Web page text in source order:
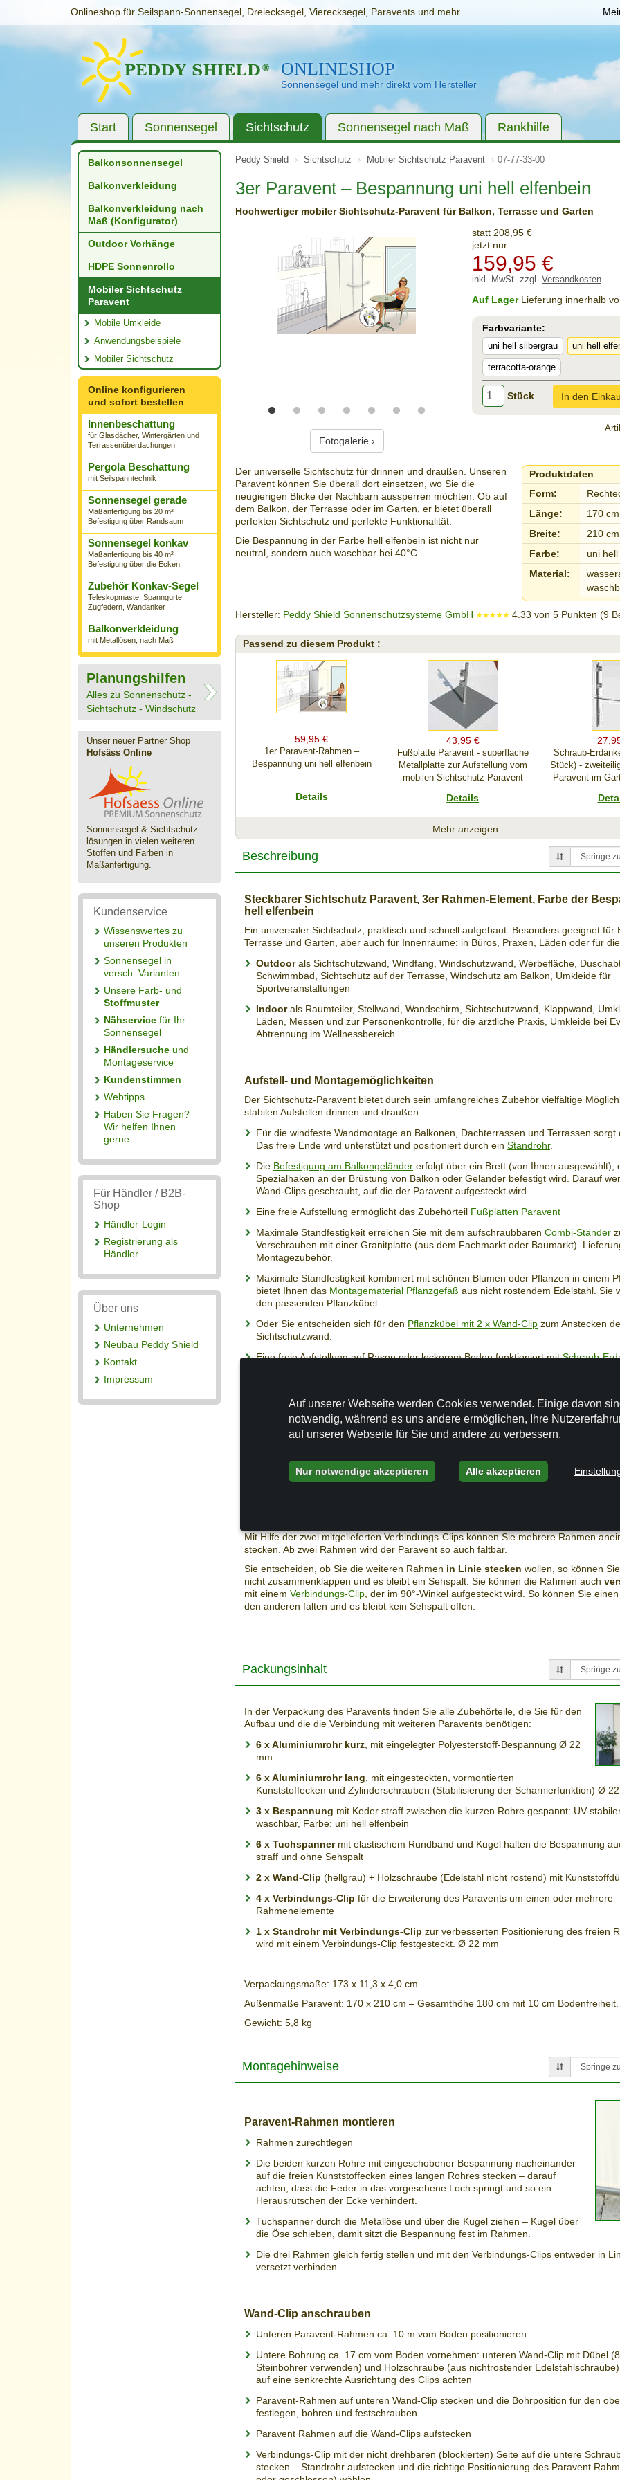
Onlineshop für Seilspann-Sonnensegel, Dreiecksegel, Vierecksegel, Paravents und mehr...
ONLINESHOP
Sonnensegel und mehr direkt vom Hersteller
Start Sonnensegel Sichtschutz Sonnensegel nach Maß Rankhilfe
Peddy Shield Sichtschutz Mobiler Sichtschutz Paravent 07-77-33-00
3er Paravent – Bespannung uni hell elfenbein
Hochwertiger mobiler Sichtschutz-Paravent für Balkon, Terrasse und Garten
Fotogalerie ›
statt 208,95 €
jetzt nur
159,95 €
inkl. MwSt. zzgl. Versandkosten
Auf LagerLieferung innerhalb
Farbvariante:
uni hell silbergrau uni hell
terracotta-orange
Stück In den
Produktdaten
Form:
Länge:
170 cm
Breite:
210 cm
Farbe:
uni
Material:
Der universelle Sichtschutz für drinnen und draußen. Unseren
Paravent können Sie überall dort einsetzen, wo Sie die
neugierigen Blicke der Nachbarn aussperren möchten. Ob auf
dem Balkon, der Terrasse oder im Garten, er bietet überall
perfekten Sichtschutz und perfekte Funktionalität.
Die Bespannung in der Farbe hell elfenbein ist nicht nur
neutral, sondern auch waschbar bei 40°C.
Hersteller: Peddy Shield Sonnenschutzsysteme GmbH 4.33 von 5 Punkten (9
Passend zu diesem Produkt :
59,95 €
1er Paravent-Rahmen –
Bespannung uni hell elfenbein
Details
43,95 €
Fußplatte Paravent - superflache
Metallplatte zur Aufstellung vom
mobilen Sichtschutz Paravent
Details
Schraub-
Stück) -
Paravent im
2,95 €
Befestigung Balkongeländer
Sichtschutz Paravent für die 2
Wand-Clips und einem Holzbrett
Details
44,95 €
angesteckt an einen Paravent-
Rahmenelement
Details
Rollen davon
Fußplatte 35 x 35
Montagezubehör Pflanzkübel für
OutDoor über 2x Wand-Clip
Combi-Ständer Paravent -
einen stabilen Windschutz
Standard
Mehr anzeigen
Beschreibung
Steckbarer Sichtschutz Paravent, 3er Rahmen-Element, Farbe der
hell elfenbein
Ein universaler Sichtschutz, praktisch und schnell aufgebaut. Besonders geeignet für
Terrasse und Garten, aber auch für Innenräume: in Büros, Praxen, Läden oder für
Outdoorals Sichtschutzwand, Windfang, Windschutzwand, Werbefläche,
Schwimmbad, Sichtschutz auf der Terrasse, Windschutz am Balkon, Umkleide für
Sportveranstaltungen
Indoorals Raumteiler, Stellwand, Wandschirm, Sichtschutzwand, Klappwand,
Läden, Messen und zur Personenkontrolle, für die ärztliche Praxis, Umkleide bei
Abtrennung im Wellnessbereich
Aufstell- und Montagemöglichkeiten
Der Sichtschutz-Paravent bietet durch sein umfangreiches Zubehör vielfältige
stabilen Aufstellen drinnen und draußen:
Für die windfeste Wandmontage an Balkonen, Dachterrassen und Terrassen sorgt
Das freie Ende wird unterstützt und positioniert durch ein Standrohr.
Die Befestigung am Balkongeländer erfolgt über ein Brett (von Ihnen ausgewählt),
Spezialhaken an der Brüstung von Balkon oder Geländer befestigt wird. Darauf
Wand-Clips geschraubt, auf die der Paravent aufgesteckt wird.
Eine freie Aufstellung ermöglicht das Zubehörteil Fußplatten Paravent
Maximale Standfestigkeit erreichen Sie mit dem aufschraubbaren Combi-Ständer
Verschrauben mit einer Granitplatte (aus dem Fachmarkt oder Baumarkt).
Montagezubehör.
Maximale Standfestigkeit kombiniert mit schönen Blumen oder Pflanzen in einem
bietet Ihnen das Montagematerial Pflanzgefäß aus nicht rostendem Edelstahl. Sie
den passenden Pflanzkübel.
Oder Sie entscheiden sich für den Pflanzkübel mit 2 x Wand-Clip zum Anstecken
Sichtschutzwand.
Eine freie Aufstellung auf Rasen oder lockerem Boden funktioniert mitSchraub-
Waschbare Bespannung
Zum Waschen der Bespannung, die kurzen Rohre abziehen (Feder einstecken) und
Unseren Sichtschutz Paravent mit 3er Rahmen erhalten Sie auch
mit einer
Mit Hilfe der zwei mitgelieferten Verbindungs-Clips können Sie mehrere Rahmen
stecken. Ab zwei Rahmen wird der Paravent so auch faltbar.
Sie entscheiden, ob Sie die weiteren Rahmen in Linie stecken wollen, so können
nicht zusammenklappen und es bleibt ein Sehspalt. Sie können die Rahmen auch
mit einem Verbindungs-Clip , der im 90°-Winkel aufgesteckt wird. So können Sie
den anderen falten und es bleibt kein Sehspalt offen.
Packungsinhalt
In der Verpackung des Paravents finden Sie alle Zubehörteile, die Sie für den
Aufbau und die die Verbindung mit weiteren Paravents benötigen:
6 x Aluminiumrohr kurz , mit eingelegter Polyesterstoff-Bespannung Ø 22
mm
6 x Aluminiumrohr lang , mit eingesteckten, vormontierten
Kunststoffecken und Zylinderschrauben (Stabilisierung der Scharnierfunktion) Ø
3 x Bespannung mit Keder straff zwischen die kurzen Rohre gespannt: UV-
waschbar, Farbe: uni hell elfenbein
6 x Tuchspannermit elastischem Rundband und Kugel halten die Bespannung
straff und ohne Sehspalt
2 x Wand-Clip (hellgrau) + Holzschraube (Edelstahl nicht rostend) mit
4 x Verbindungs-Clip für die Erweiterung des Paravents um einen oder mehrere
Rahmenelemente
1 x Standrohr mit Verbindungs-Clip zur verbesserten Positionierung des freien
wird mit einem Verbindungs-Clip festgesteckt. Ø 22 mm
Verpackungsmaße: 173 x 11,3 x 4,0 cm
Außenmaße Paravent: 170 x 210 cm – Gesamthöhe 180 cm mit 10 cm Bodenfreiheit.
Gewicht: 5,8 kg
Montagehinweise
Paravent-Rahmen montieren
Rahmen zurechtlegen
Die beiden kurzen Rohre mit eingeschobener Bespannung nacheinander
auf die freien Kunststoffecken eines langen Rohres stecken – darauf
achten, dass die Feder in das vorgesehene Loch springt und so ein
Herausrutschen der Ecke verhindert.
Tuchspanner durch die Metallöse und über die Kugel ziehen – Kugel über
die Öse schieben, damit sitzt die Bespannung fest im Rahmen.
Die drei Rahmen gleich fertig stellen und mit den Verbindungs-Clips entweder in
versetzt verbinden
Wand-Clip anschrauben
Unteren Paravent-Rahmen ca. 10 m vom Boden positionieren
Untere Bohrung ca. 17 cm vom Boden vornehmen: unteren Wand-Clip mit Dübel
Steinbohrer verwenden) und Holzschraube (aus nichtrostender
auf eine senkrechte Ausrichtung des Clips achten
Paravent-Rahmen auf unteren Wand-Clip stecken und die Bohrposition für den
festlegen, bohren und festschrauben
Paravent Rahmen auf die Wand-Clips aufstecken
Verbindungs-Clip mit der nicht drehbaren (blockierten) Seite auf die untere
stecken – Standrohr aufstecken und die richtige Positionierung des Paravent
Balkonsonnensegel
Balkonverkleidung
Balkonverkleidung nach
Maß (Konfigurator)
Outdoor Vorhänge
HDPE Sonnenrollo
Mobiler Sichtschutz
Paravent
Mobile Umkleide
Anwendungsbeispiele
Mobiler Sichtschutz
Online konfigurieren
und sofort bestellen
Innenbeschattung
für Glasdächer, Wintergärten und
Terrassenüberdachungen
Pergola Beschattung
mit Seilspanntechnik
Sonnensegel gerade
Maßanfertigung bis 20 m²
Befestigung über Randsaum
Sonnensegel konkav
Maßanfertigung bis 40 m²
Befestigung über die Ecken
Zubehör Konkav-Segel
Teleskopmaste, Spanngurte,
Zugfedern, Wandanker
Balkonverkleidung
mit Metallösen, nach Maß
Planungshilfen
Alles zu Sonnenschutz -
Sichtschutz - Windschutz
Unser neuer Partner Shop
Hofsäss Online
Sonnensegel & Sichtschutz­
lösungen in vielen weiteren
Stoffen und Farben in
Maßanfertigung.
Kundenservice
Wissenswertes zu
unseren Produkten
Sonnensegel in
versch. Varianten
Unsere Farb- und
Stoffmuster
Nähservice für Ihr
Sonnensegel
Händlersuche und
Montageservice
Kundenstimmen
Webtipps
Haben Sie Fragen?
Wir helfen Ihnen
gerne.
Für Händler / B2B-
Shop
Händler-Login
Registrierung als
Händler
Über uns
Unternehmen
Neubau Peddy Shield
Kontakt
Impressum
Auf unserer Webseite werden Cookies verwendet. Einige davon
notwendig, während es uns andere ermöglichen, Ihre
auf unserer Webseite für Sie und andere zu verbessern.
Nur notwendige akzeptieren Alle akzeptieren